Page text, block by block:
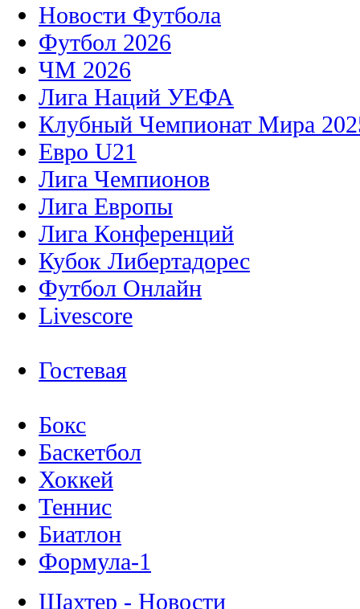
Новости Футбола
Футбол 2026
ЧМ 2026
Лига Наций УЕФА
Клубный Чемпионат Мира
Евро U21
Лига Чемпионов
Лига Европы
Лига Конференций
Кубок Либертадорес
Футбол Онлайн
Livescore
Гостевая
Бокс
Баскетбол
Хоккей
Теннис
Биатлон
Формула-1
Шахтер - Новости